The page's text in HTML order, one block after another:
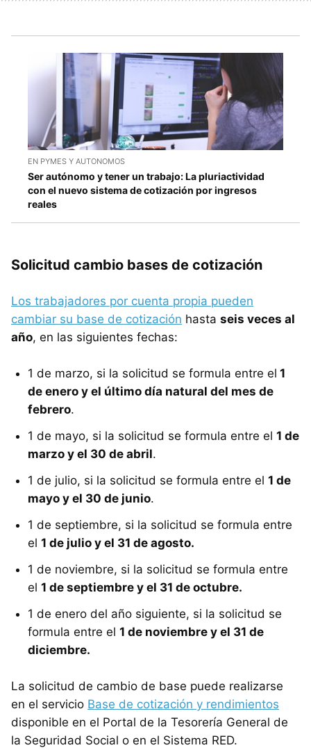
EN PYMES Y AUTONOMOS
Ser autónomo y tener un trabajo: La pluriactividad
con el nuevo sistema de cotización por ingresos
reales
Solicitud cambio bases de cotización
Los trabajadores por cuenta propia pueden
cambiar su base de cotización hasta seis veces al
año, en las siguientes fechas:
1 de marzo, si la solicitud se formula entre el 1
de enero y el último día natural del mes de
febrero.
1 de mayo, si la solicitud se formula entre el 1 de
marzo y el 30 de abril.
1 de julio, si la solicitud se formula entre el 1 de
mayo y el 30 de junio.
1 de septiembre, si la solicitud se formula entre
el 1 de julio y el 31 de agosto.
1 de noviembre, si la solicitud se formula entre
el 1 de septiembre y el 31 de octubre.
1 de enero del año siguiente, si la solicitud se
formula entre el 1 de noviembre y el 31 de
diciembre.
La solicitud de cambio de base puede realizarse
en el servicio Base de cotización y rendimientos
disponible en el Portal de la Tesorería General de
la Seguridad Social o en el Sistema RED.